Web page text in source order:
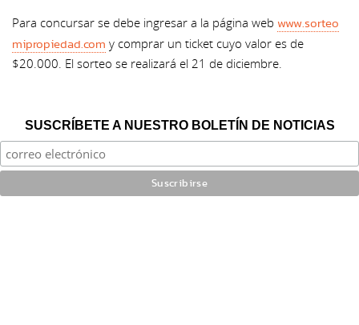
Para concursar se debe ingresar a la página web www.sorteo
mipropiedad.com y comprar un ticket cuyo valor es de
$20.000. El sorteo se realizará el 21 de diciembre.
SUSCRÍBETE A NUESTRO BOLETÍN DE NOTICIAS